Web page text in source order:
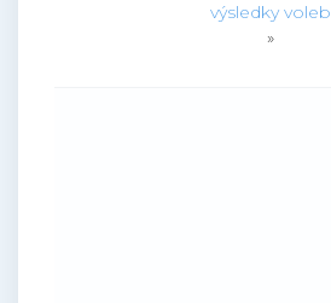
výsledky voleb
»